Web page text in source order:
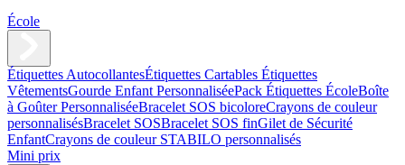
École
Étiquettes AutocollantesÉtiquettes Cartables Étiquettes
VêtementsGourde Enfant PersonnaliséePack Étiquettes ÉcoleBoîte
à Goûter PersonnaliséeBracelet SOS bicoloreCrayons de couleur
personnalisésBracelet SOSBracelet SOS finGilet de Sécurité
EnfantCrayons de couleur STABILO personnalisés
Mini prix